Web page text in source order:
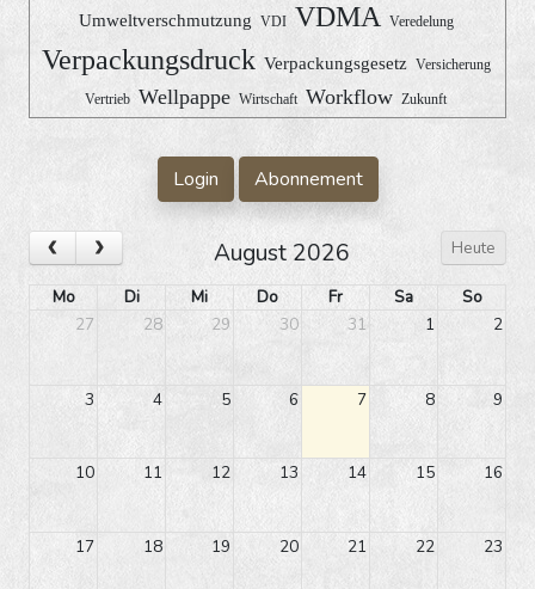
Umweltverschmutzung VDI VDMA Veredelung
Verpackungsdruck Verpackungsgesetz Versicherung
Vertrieb Wellpappe Wirtschaft Workflow Zukunft
Login Abonnement
Heute
August 2026
Mo Di Mi Do Fr Sa
So
27
28 29 30 31 1 2
3 4 5 6 7 8 9
10 11 12 13 14 15 16
17 18 19 20 21 22 23